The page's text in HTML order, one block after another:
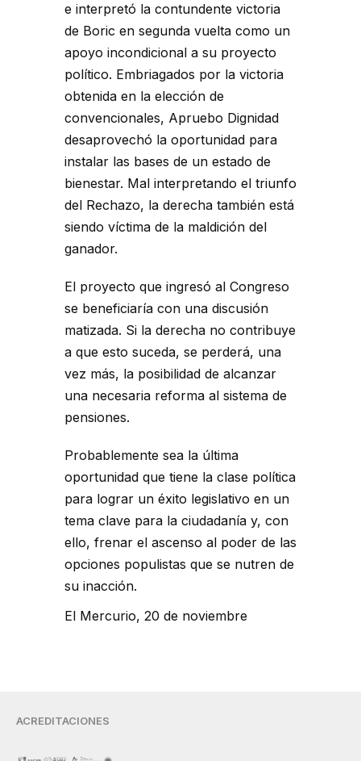
e interpretó la contundente victoria
de Boric en segunda vuelta como un
apoyo incondicional a su proyecto
político. Embriagados por la victoria
obtenida en la elección de
convencionales, Apruebo Dignidad
desaprovechó la oportunidad para
instalar las bases de un estado de
bienestar. Mal interpretando el triunfo
del Rechazo, la derecha también está
siendo víctima de la maldición del
ganador.
El proyecto que ingresó al Congreso
se beneficiaría con una discusión
matizada. Si la derecha no contribuye
a que esto suceda, se perderá, una
vez más, la posibilidad de alcanzar
una necesaria reforma al sistema de
pensiones.
Probablemente sea la última
oportunidad que tiene la clase política
para lograr un éxito legislativo en un
tema clave para la ciudadanía y, con
ello, frenar el ascenso al poder de las
opciones populistas que se nutren de
su inacción.
El Mercurio, 20 de noviembre
ACREDITACIONES